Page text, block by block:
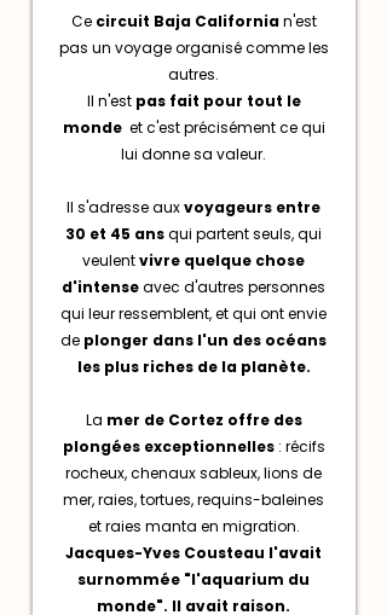
Ce circuit Baja Californian'est
pas un voyage organisé comme les
autres.
Il n'est pas fait pour tout le
mondeet c'est précisément ce qui
lui donne sa valeur.
Il s'adresse auxvoyageurs entre
30 et 45 ansqui partent seuls, qui
veulentvivre quelque chose
d'intenseavec d'autres personnes
qui leur ressemblent, et qui ont envie
de plonger dans l'un des océans
les plus riches de la planète.
La mer de Cortez offre des
plongées exceptionnelles: récifs
rocheux, chenaux sableux, lions de
mer, raies, tortues, requins-baleines
et raies manta en migration.
Jacques-Yves Cousteau l'avait
surnommée "l'aquarium du
monde". Il avait raison.